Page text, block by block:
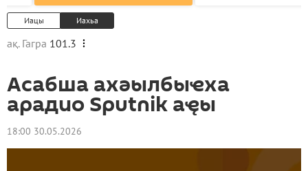
Иацы Иахьа
ақ. Гагра 101.3
Асабша ахәылбыҽха
арадио Sputnik аҿы
18:00 30.05.2026